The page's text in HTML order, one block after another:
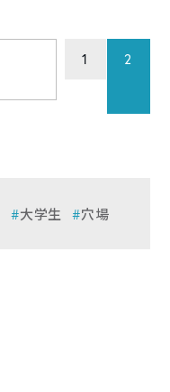
1 2
大学生 穴場